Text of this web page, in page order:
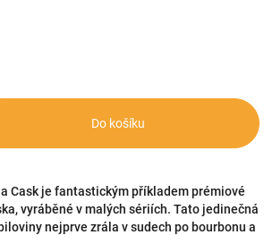
Do košíku
Cask je fantastickým příkladem prémiové
vyráběné v malých sériích. Tato jedinečná
nejprve zrála v sudech po bourbonu a